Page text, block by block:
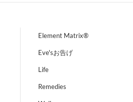
Element Matrix®
Eve'sお告げ
Life
Remedies